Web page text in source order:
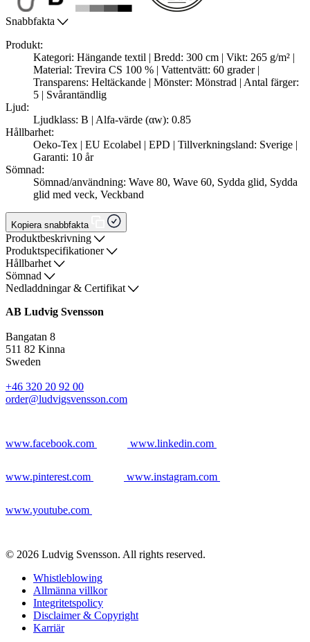
Snabbfakta
Produkt:
Kategori: Hängande textil | Bredd: 300 cm | Vikt: 265 g/m² |
Material: Trevira CS 100 % | Vattentvätt: 60 grader |
Transparens: Heltäckande | Mönster: Mönstrad | Antal färger:
5 | Svårantändlig
Ljud:
Ljudklass: B | Alfa-värde (αw): 0.85
Hållbarhet:
Oeko-Tex | EU Ecolabel | EPD | Tillverkningsland: Sverige |
Garanti: 10 år
Sömnad:
Sömnad/användning: Wave 80, Wave 60, Sydda glid, Sydda
glid med veck, Veckband
Kopiera snabbfakta
Produktbeskrivning
Produktspecifikationer
Hållbarhet
Sömnad
Nedladdningar & Certifikat
AB Ludvig Svensson
Bangatan 8
511 82 Kinna
Sweden
+46 320 20 92 00
order@ludvigsvensson.com
www.facebook.com www.linkedin.com
www.pinterest.com www.instagram.com
www.youtube.com
© 2026 Ludvig Svensson. All rights reserved.
Whistleblowing
Allmänna villkor
Integritetspolicy
Disclaimer & Copyright
Karriär